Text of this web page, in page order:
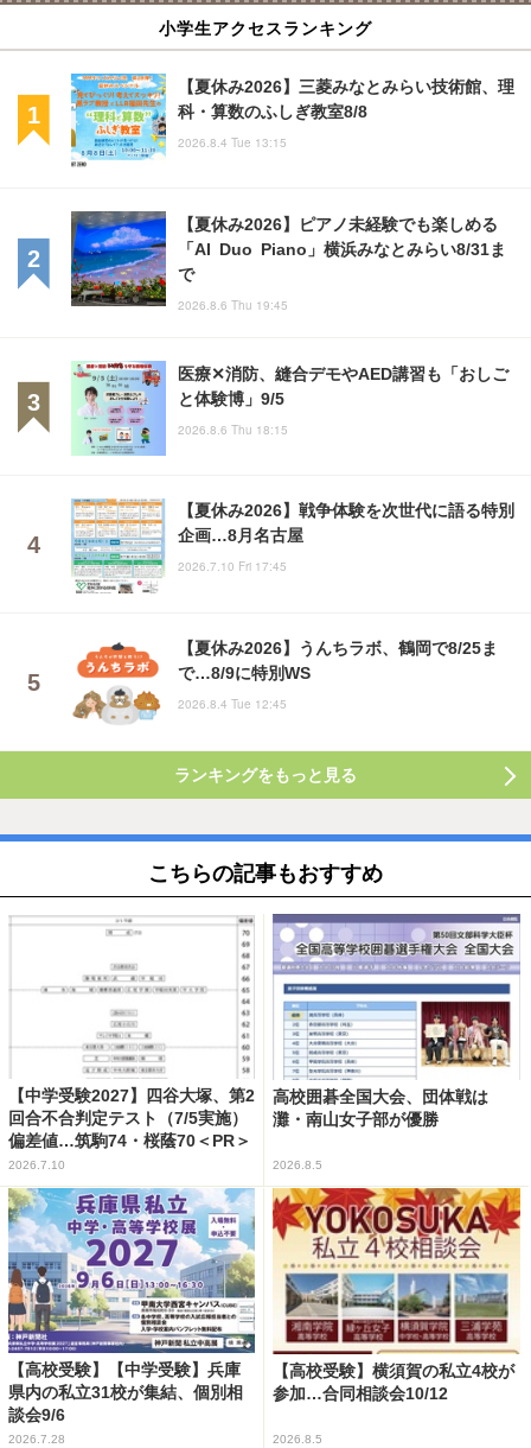
小学生アクセスランキング
【夏休み2026】三菱みなとみらい技術館、理
科・算数のふしぎ教室8/8
2026.8.4 Tue 13:15
【夏休み2026】ピアノ未経験でも楽しめる
「AI Duo Piano」横浜みなとみらい8/31ま
で
2026.8.6 Thu 19:45
医療✕消防、縫合デモやAED講習も「おしご
と体験博」9/5
2026.8.6 Thu 18:15
【夏休み2026】戦争体験を次世代に語る特別
企画…8月名古屋
2026.7.10 Fri 17:45
【夏休み2026】うんちラボ、鶴岡で8/25ま
で…8/9に特別WS
2026.8.4 Tue 12:45
ランキングをもっと見る
こちらの記事もおすすめ
【中学受験2027】四谷大塚、第2
回合不合判定テスト（7/5実施）
偏差値…筑駒74・桜蔭70＜PR＞
2026.7.10
高校囲碁全国大会、団体戦は
灘・南山女子部が優勝
2026.8.5
【高校受験】【中学受験】兵庫
県内の私立31校が集結、個別相
談会9/6
2026.7.28
【高校受験】横須賀の私立4校が
参加…合同相談会10/12
2026.8.5